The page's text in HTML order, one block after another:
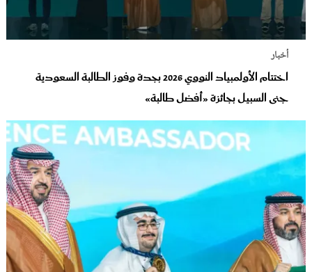
أخبار
اختتام الأولمبياد النووي 2026 بجدة وفوز الطالبة السعودية
جنى السبيل بجائزة «أفضل طالبة»